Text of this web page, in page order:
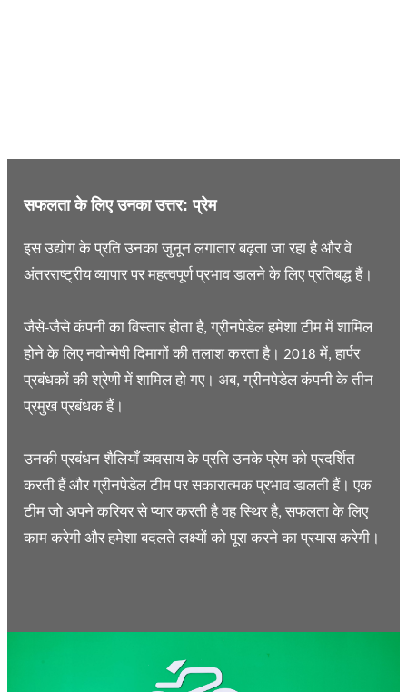
सफलता के लिए उनका उत्तर: प्रेम
इस उद्योग के प्रति उनका जुनून लगातार बढ़ता जा रहा है और वे
अंतरराष्ट्रीय व्यापार पर महत्वपूर्ण प्रभाव डालने के लिए प्रतिबद्ध हैं।
जैसे-जैसे कंपनी का विस्तार होता है, ग्रीनपेडेल हमेशा टीम में शामिल
होने के लिए नवोन्मेषी दिमागों की तलाश करता है। 2018 में, हार्पर
प्रबंधकों की श्रेणी में शामिल हो गए। अब, ग्रीनपेडेल कंपनी के तीन
प्रमुख प्रबंधक हैं।
उनकी प्रबंधन शैलियाँ व्यवसाय के प्रति उनके प्रेम को प्रदर्शित
करती हैं और ग्रीनपेडेल टीम पर सकारात्मक प्रभाव डालती हैं। एक
टीम जो अपने करियर से प्यार करती है वह स्थिर है, सफलता के लिए
काम करेगी और हमेशा बदलते लक्ष्यों को पूरा करने का प्रयास करेगी।